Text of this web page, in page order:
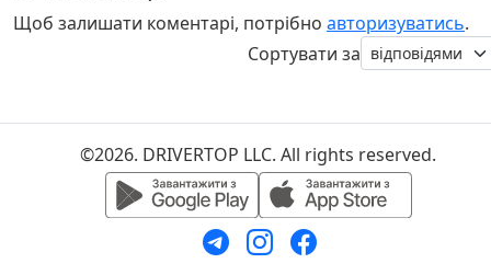
Щоб залишати коментарі, потрібно авторизуватись.
Сортувати за
©2026. DRIVERTOP LLC. All rights reserved.